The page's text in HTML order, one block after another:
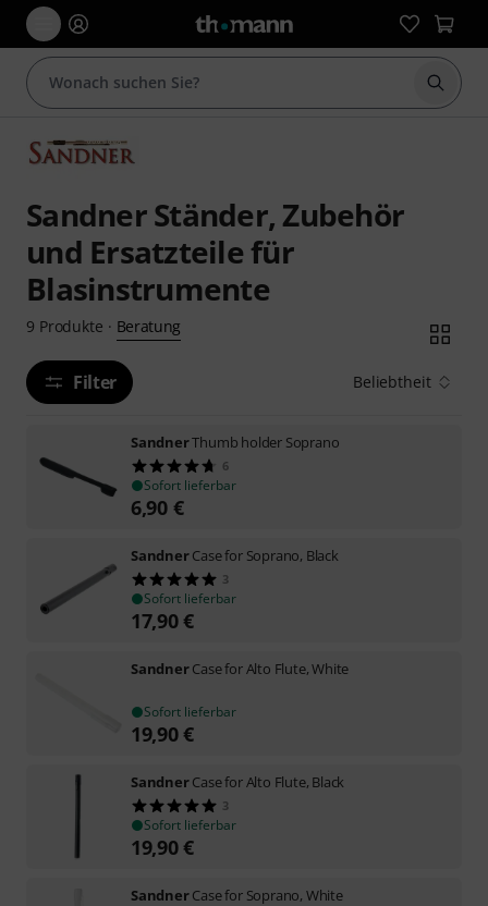
Suche
Sandner Ständer, Zubehör
und Ersatzteile für
Blasinstrumente
9 Produkte · Beratung
Filter Beliebtheit
SandnerThumb holder Soprano
6
Sofort lieferbar
6,90 €
SandnerCase for Soprano, Black
3
Sofort lieferbar
17,90€
SandnerCase for Alto Flute, White
Sofort lieferbar
19,90€
SandnerCase for Alto Flute, Black
3
Sofort lieferbar
19,90€
SandnerCase for Soprano, White